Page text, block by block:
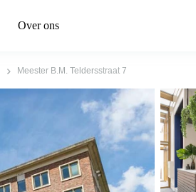
Over ons
Meester B.M. Teldersstraat 7